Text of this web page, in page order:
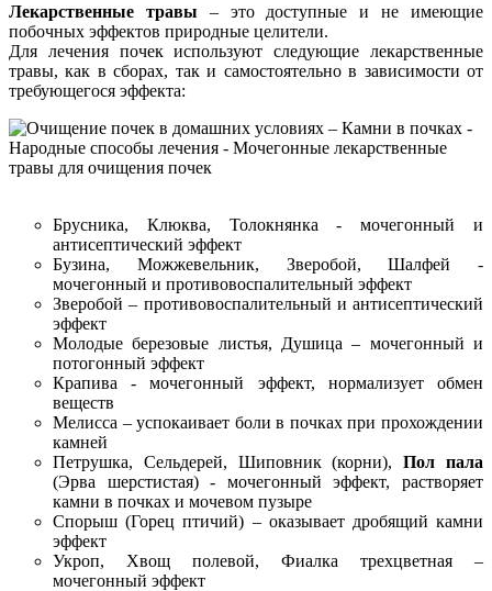
Лекарственные травы – это доступные и не имеющие
побочных эффектов природные целители.
Для лечения почек используют следующие лекарственные
травы, как в сборах, так и самостоятельно в зависимости от
требующегося эффекта:
Брусника, Клюква, Толокнянка - мочегонный и
антисептический эффект
Бузина, Можжевельник, Зверобой, Шалфей -
мочегонный и противовоспалительный эффект
Зверобой – противовоспалительный и антисептический
эффект
Молодые березовые листья, Душица – мочегонный и
потогонный эффект
Крапива - мочегонный эффект, нормализует обмен
веществ
Мелисса – успокаивает боли в почках при прохождении
камней
Петрушка, Сельдерей, Шиповник (корни),Пол пала
(Эрва шерстистая) - мочегонный эффект, растворяет
камни в почках и мочевом пузыре
Спорыш (Горец птичий) – оказывает дробящий камни
эффект
Укроп, Хвощ полевой, Фиалка трехцветная –
мочегонный эффект